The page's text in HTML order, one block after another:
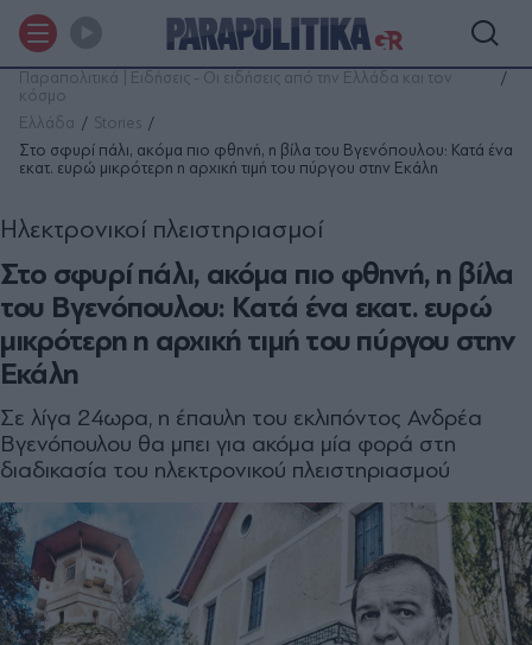
Παραπολιτικά | Ειδήσεις - Οι ειδήσεις από την Ελλάδα και τον
κόσμο
Ελλάδα
Stories
Στο σφυρί πάλι, ακόμα πιο φθηνή, η βίλα του Βγενόπουλου: Κατά ένα
εκατ. ευρώ μικρότερη η αρχική τιμή του πύργου στην Εκάλη
Στο σφυρί πάλι, ακόμα πιο φθηνή, η βίλα
του Βγενόπουλου: Κατά ένα εκατ. ευρώ
μικρότερη η αρχική τιμή του πύργου στην
Εκάλη
Ηλεκτρονικοί πλειστηριασµοί
Σε λίγα 24ωρα, η έπαυλη του εκλιπόντος Ανδρέα
Βγενόπουλου θα µπει για ακόµα µία φορά στη
διαδικασία του ηλεκτρονικού πλειστηριασµού